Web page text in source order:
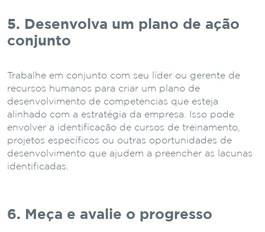
5. Desenvolva um plano de ação
conjunto
Trabalhe em conjunto com seu líder ou gerente de
recursos humanos para criar um plano de
desenvolvimento de competências que esteja
alinhado com a estratégia da empresa. Isso pode
envolver a identificação de cursos de treinamento,
projetos específicos ou outras oportunidades de
desenvolvimento que ajudem a preencher as lacunas
identificadas.
6. Meça e avalie o progresso